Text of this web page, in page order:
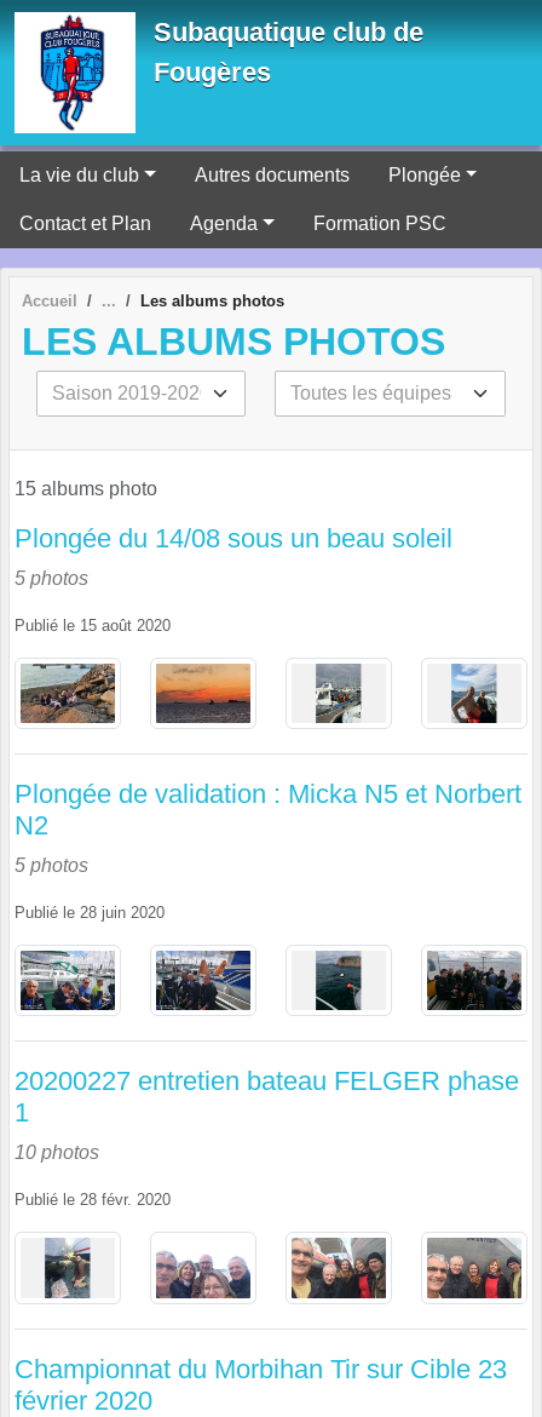
Subaquatique club de
Fougères
La vie du club Autres documents Plongée
Contact et Plan Agenda Formation PSC
Accueil Les albums photos
LES ALBUMS PHOTOS
15 albums photo
Plongée du 14/08 sous un beau soleil
5 photos
Publié le 15 août 2020
Plongée de validation : Micka N5 et Norbert
N2
5 photos
Publié le 28 juin 2020
20200227 entretien bateau FELGER phase
1
10 photos
Publié le 28 févr. 2020
Championnat du Morbihan Tir sur Cible 23
février 2020
Panneau de gestion des cookies